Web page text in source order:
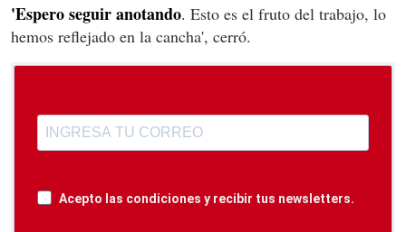
'Espero seguir anotando. Esto es el fruto del trabajo, lo
hemos reflejado en la cancha', cerró.
Acepto las condiciones y recibir tus newsletters.